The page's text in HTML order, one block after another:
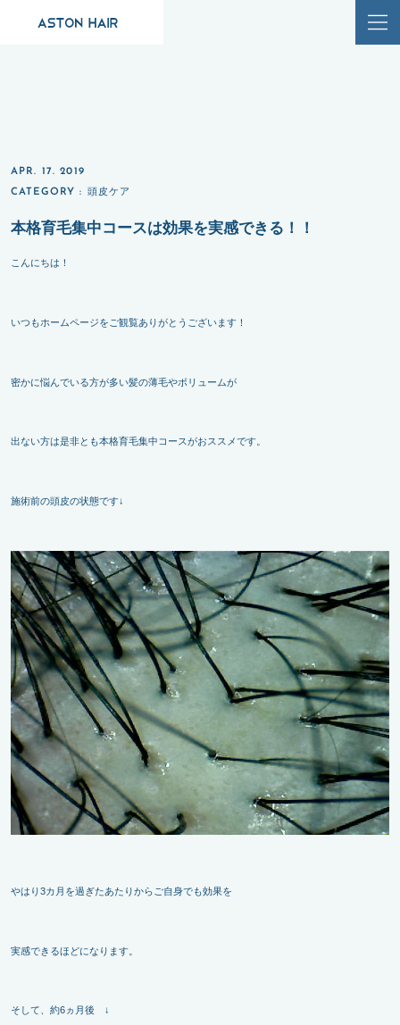
APR. 17. 2019
CATEGORY : 頭皮ケア
本格育毛集中コースは効果を実感できる！！
こんにちは！
いつもホームページをご観覧ありがとうございます！
密かに悩んでいる方が多い髪の薄毛やボリュームが
出ない方は是非とも本格育毛集中コースがおススメです。
施術前の頭皮の状態です↓
やはり3カ月を過ぎたあたりからご自身でも効果を
実感できるほどになります。
そして、約6ヵ月後 ↓